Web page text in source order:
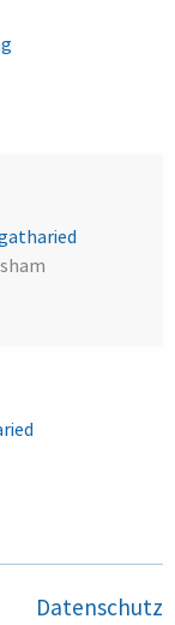
Datenschutz